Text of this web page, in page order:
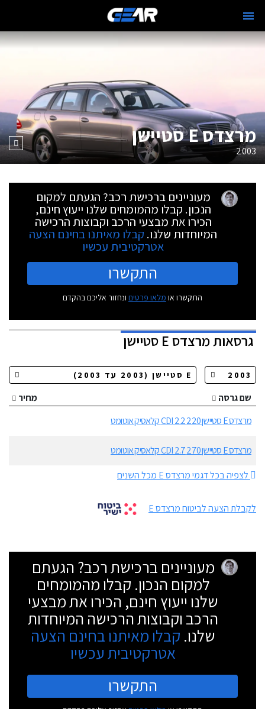
מרצדס E סטיישן
2003
מעוניינים ברכישת רכב? הגעתם למקום
הנכון. קבלו מהמומחים שלנו ייעוץ חינם,
הכירו את מבצעי הרכב וקבוצות הרכישה
המיוחדות שלנו. קבלו מאיתנו בחינם הצעה
אטרקטיבית עכשיו
התקשרו
התקשרו או מלאו פרטים ונחזור אליכם בהקדם
גרסאותמרצדס E סטיישן
שם גרסה
מחיר
מרצדס E סטיישן 220 CDI 2.2 קלאסיק אוטומט
מרצדס E סטיישן 270 CDI 2.7 קלאסיק אוטומט
לצפיה בכל דגמי מרצדס E מכל השנים
לקבלת הצעה לביטוח מרצדס E
מעוניינים ברכישת רכב? הגעתם
למקום הנכון. קבלו מהמומחים
שלנו ייעוץ חינם, הכירו את מבצעי
הרכב וקבוצות הרכישה המיוחדות
שלנו. קבלו מאיתנו בחינם הצעה
אטרקטיבית עכשיו
התקשרו